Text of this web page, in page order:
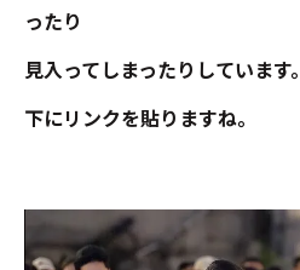
ったり
見入ってしまったりしています。
下にリンクを貼りますね。